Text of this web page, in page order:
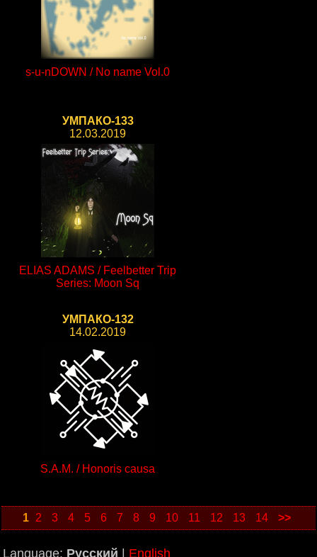
s-u-nDOWN / No name Vol.0
УМПАКО-133
12.03.2019
ELIAS ADAMS / Feelbetter Trip
Series: Moon Sq
УМПАКО-132
14.02.2019
S.A.M. / Honoris causa
1 2 3 4 5 6 7 8 9 10 11 12 13 14 >>
Language: Русский English